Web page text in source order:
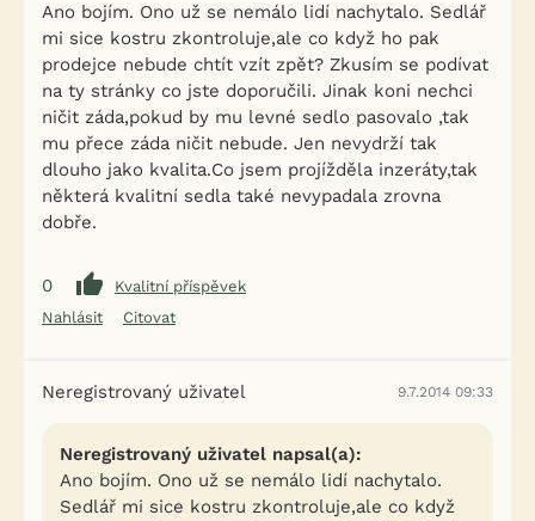
Ano bojím. Ono už se nemálo lidí nachytalo. Sedlář
mi sice kostru zkontroluje,ale co když ho pak
prodejce nebude chtít vzít zpět? Zkusím se podívat
na ty stránky co jste doporučili. Jinak koni nechci
ničit záda,pokud by mu levné sedlo pasovalo ,tak
mu přece záda ničit nebude. Jen nevydrží tak
dlouho jako kvalita.Co jsem projížděla inzeráty,tak
některá kvalitní sedla také nevypadala zrovna
dobře.
0
Kvalitní příspěvek
Nahlásit
Citovat
Neregistrovaný uživatel 9.7.2014 09:33
Neregistrovaný uživatel napsal(a):
Ano bojím. Ono už se nemálo lidí nachytalo.
Sedlář mi sice kostru zkontroluje,ale co když